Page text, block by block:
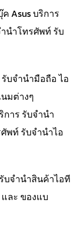
Asus บริการ
นำโทรศัพท์ รับ
บจำนำมือถือ ไอ
มต่างๆ
าร รับจำนำ
พท์ รับจำนำไอ
บจำนำสินค้าไอที
ละ ของแบ